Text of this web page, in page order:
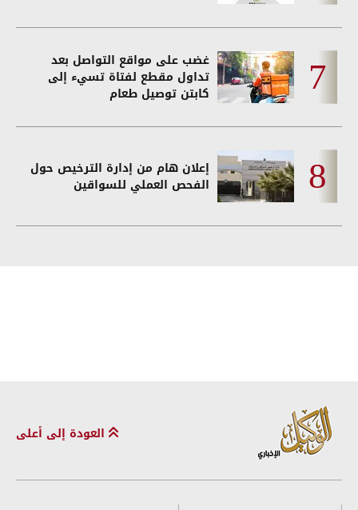
غضب على مواقع التواصل بعد
تداول مقطع لفتاة تسيء إلى
كابتن توصيل طعام
إعلان هام من إدارة الترخيص حول
الفحص العملي للسواقين
العودة إلى أعلى